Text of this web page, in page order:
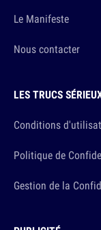
Le Manifeste
Nous contacter
LES TRUCS
Conditions
Politique de
Gestion de la